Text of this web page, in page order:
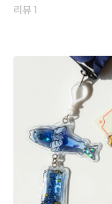
리뷰 1